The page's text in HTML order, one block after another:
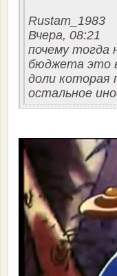
Rustam_1983
Вчера, 08:21
почему тогда
бюджета это
доли которая
остальное